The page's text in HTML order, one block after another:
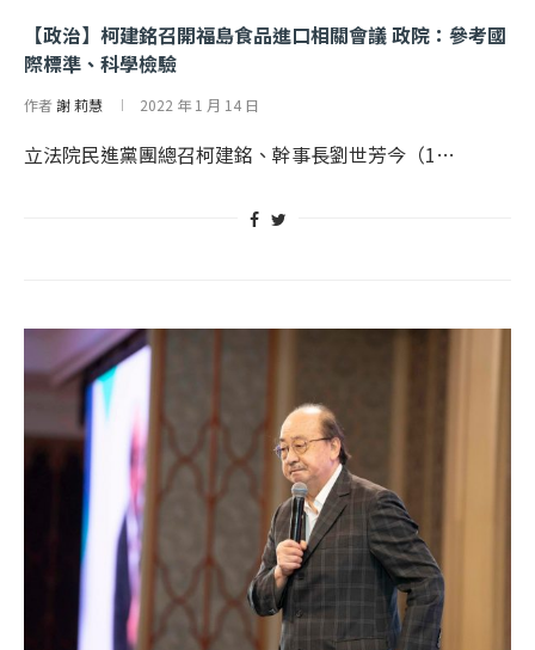
【政治】柯建銘召開福島食品進口相關會議 政院：參考國
際標準、科學檢驗
作者謝 莉慧 2022 年 1 月 14 日
立法院民進黨團總召柯建銘、幹事長劉世芳今（1…